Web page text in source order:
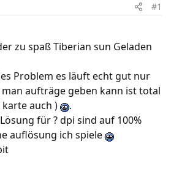
#1
zu spaß Tiberian sun Geladen
Problem es läuft echt gut nur
man aufträge geben kann ist total
auch )
.
für ? dpi sind auf 100%
auflösung ich spiele